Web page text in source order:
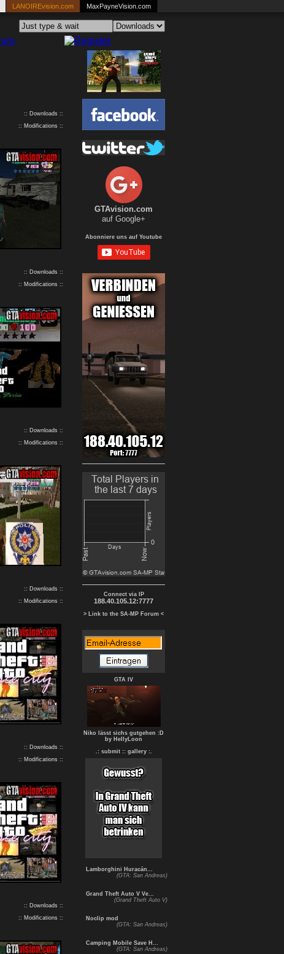
LANOIREvision.com MaxPayneVision.com
:: Downloads ::
:: Modifications ::
:: Downloads ::
:: Modifications ::
:: Downloads ::
:: Modifications ::
:: Downloads ::
:: Modifications ::
:: Downloads ::
:: Modifications ::
:: Downloads ::
:: Modifications ::
GTAvision.com
auf Google+
Abonniere uns auf Youtube
Connect via IP
188.40.105.12:7777
> Link to the SA-MP Forum <
GTA IV
Niko lässt sichs gutgehen :D
by HellyLoon
.: submit : : gallery :.
Lamborghini Huracán...
(GTA: San Andreas)
Grand Theft Auto V Ve...
(Grand Theft Auto V)
Noclip mod
(GTA: San Andreas)
Camping Mobile Save H...
(GTA: San Andreas)